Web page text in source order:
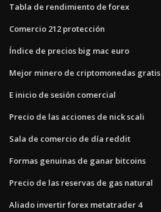
Tabla de rendimiento de forex
Comercio 212 protección
Índice de precios big mac euro
Mejor minero de criptomonedas gratis
E inicio de sesión comercial
Precio de las acciones de nick scali
Sala de comercio de día reddit
Formas genuinas de ganar bitcoins
Precio de las reservas de gas natural
Aliado invertir forex metatrader 4